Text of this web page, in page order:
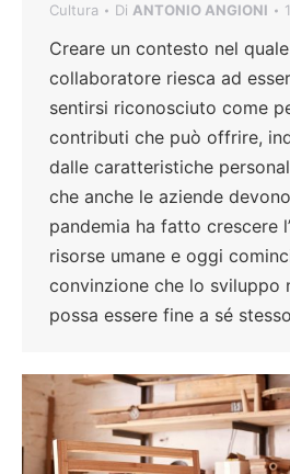
Cultura Di ANTONIO ANGIONI
Creare un contesto nel
collaboratore riesca ad
sentirsi riconosciuto come
contributi che può offrire,
dalle caratteristiche
che anche le aziende
pandemia ha fatto crescere
risorse umane e oggi
convinzione che lo sviluppo
possa essere fine a sé stesso